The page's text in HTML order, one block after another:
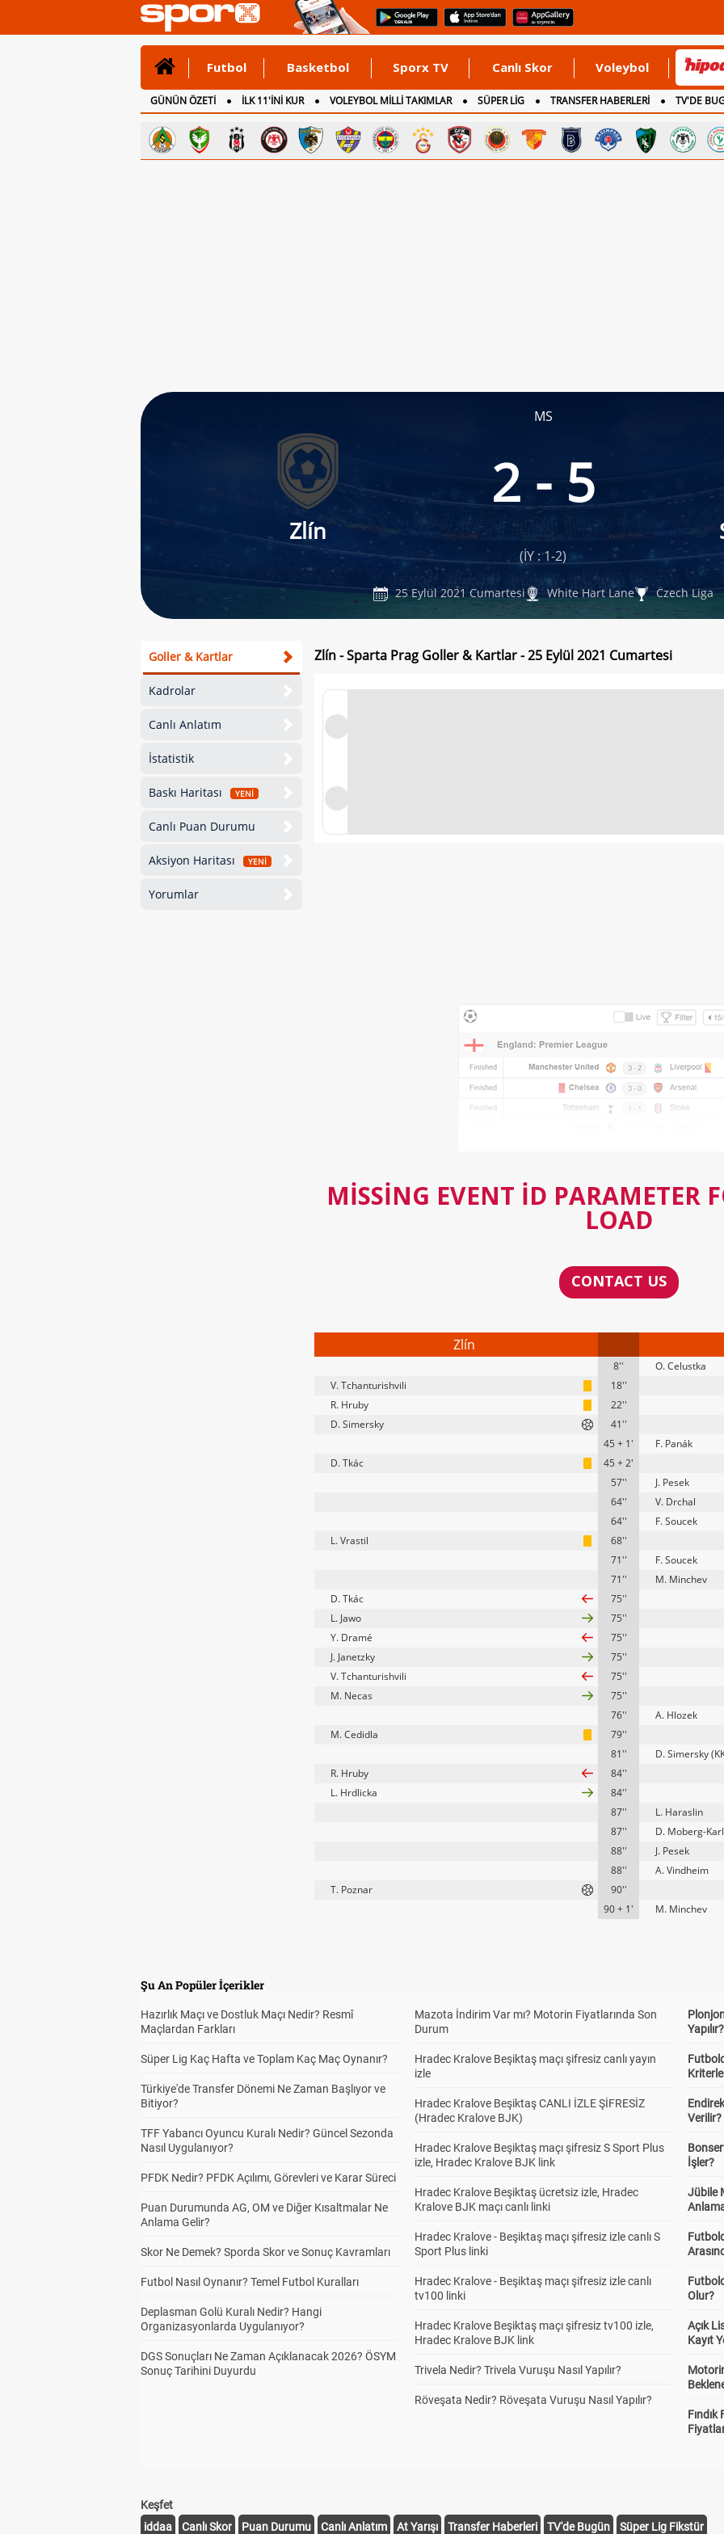
Futbol Basketbol Sporx TV Canlı Skor Voleybol
GÜNÜN ÖZETİ İLK 11'İNİ KUR VOLEYBOL MİLLİ TAKIMLAR SÜPER LİG TRANSFER HABERLERİ
TV'DE
CANLI ANLATIM
İNGİLTERE
MS
Zlín
2 - 5
(İY : 1-2)
25 Eylül 2021 Cumartesi White Hart Lane Czech Liga
Goller & Kartlar
Kadrolar
Canlı Anlatım
İstatistik
Baskı Haritası YENİ
Canlı Puan Durumu
Aksiyon Haritası YENİ
Yorumlar
Zlín - Sparta Prag Goller & Kartlar - 25 Eylül 2021 Cumartesi
MISSING EVENT ID PARAMETER
LOAD
CONTACT US
Zlín
8''
O. Celustka
V. Tchanturishvili
18''
R. Hruby
22''
D. Simersky
41''
45 + 1'
F. Panák
D. Tkác
45 + 2'
57''
J. Pesek
64''
V. Drchal
64''
F. Soucek
L. Vrastil
68''
71''
F. Soucek
71''
M. Minchev
D. Tkác
75''
L. Jawo
75''
Y. Dramé
75''
J. Janetzky
75''
V. Tchanturishvili
75''
M. Necas
75''
76''
A. Hlozek
M. Cedidla
79''
81''
D. Simersky
R. Hruby
84''
L. Hrdlicka
84''
87''
L. Haraslin
87''
D. Moberg-
88''
J. Pesek
88''
A. Vindheim
T. Poznar
90''
90 + 1'
M. Minchev
Şu An Popüler İçerikler
Hazırlık Maçı ve Dostluk Maçı Nedir? Resmî
Maçlardan Farkları
Süper Lig Kaç Hafta ve Toplam Kaç Maç Oynanır?
Türkiye'de Transfer Dönemi Ne Zaman Başlıyor ve
Bitiyor?
TFF Yabancı Oyuncu Kuralı Nedir? Güncel Sezonda
Nasıl Uygulanıyor?
PFDK Nedir? PFDK Açılımı, Görevleri ve Karar Süreci
Puan Durumunda AG, OM ve Diğer Kısaltmalar Ne
Anlama Gelir?
Skor Ne Demek? Sporda Skor ve Sonuç Kavramları
Futbol Nasıl Oynanır? Temel Futbol Kuralları
Deplasman Golü Kuralı Nedir? Hangi
Organizasyonlarda Uygulanıyor?
DGS Sonuçları Ne Zaman Açıklanacak 2026? ÖSYM
Sonuç Tarihini Duyurdu
Mazota İndirim Var mı? Motorin Fiyatlarında Son
Durum
Hradec Kralove Beşiktaş maçı şifresiz canlı yayın
izle
Hradec Kralove Beşiktaş CANLI İZLE ŞİFRESİZ
(Hradec Kralove BJK)
Hradec Kralove Beşiktaş maçı şifresiz S Sport Plus
izle, Hradec Kralove BJK link
Hradec Kralove Beşiktaş ücretsiz izle, Hradec
Kralove BJK maçı canlı linki
Hradec Kralove - Beşiktaş maçı şifresiz izle canlı S
Sport Plus linki
Hradec Kralove - Beşiktaş maçı şifresiz izle canlı
tv100 linki
Hradec Kralove Beşiktaş maçı şifresiz tv100 izle,
Hradec Kralove BJK link
Trivela Nedir? Trivela Vuruşu Nasıl Yapılır?
Röveşata Nedir? Röveşata Vuruşu Nasıl Yapılır?
Yapılır?
Verilir?
İşler?
Jübile
Olur?
Açık
Kayıt
Fındık
Keşfet
iddaa
Canlı Skor Puan Durumu Canlı Anlatım At Yarışı Transfer Haberleri TV'de Bugün Süper Lig Fikstür